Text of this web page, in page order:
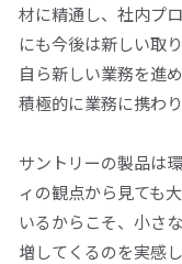
材に精通し、社内プ
にも今後は新しい取
自ら新しい業務を進
積極的に業務に携わ
サントリーの製品は
ィの観点から見ても
いるからこそ、小さ
増してくるのを実感し